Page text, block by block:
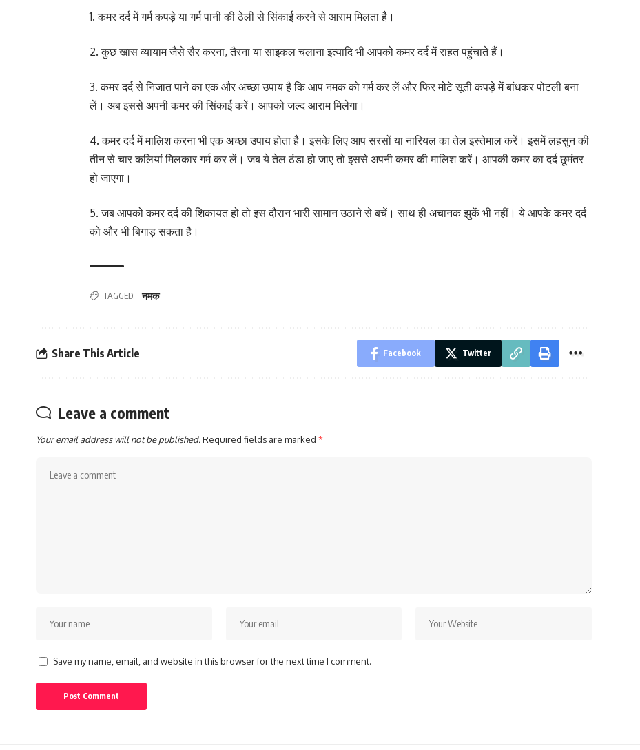
1. कमर दर्द में गर्म कपड़े या गर्म पानी की ठेली से सिंकाई करने से आराम मिलता है।
2. कुछ खास व्यायाम जैसे सैर करना, तैरना या साइकल चलाना इत्यादि भी आपको कमर दर्द में राहत पहुंचाते हैं।
3. कमर दर्द से निजात पाने का एक और अच्छा उपाय है कि आप नमक को गर्म कर लें और फिर मोटे सूती कपड़े में बांधकर पोटली बना
लें। अब इससे अपनी कमर की सिंकाई करें। आपको जल्द आराम मिलेगा।
4. कमर दर्द में मालिश करना भी एक अच्छा उपाय होता है। इसके लिए आप सरसों या नारियल का तेल इस्तेमाल करें। इसमें लहसुन की
तीन से चार कलियां मिलकार गर्म कर लें। जब ये तेल ठंडा हो जाए तो इससे अपनी कमर की मालिश करें। आपकी कमर का दर्द छूमंतर
हो जाएगा।
5. जब आपको कमर दर्द की शिकायत हो तो इस दौरान भारी सामान उठाने से बचें। साथ ही अचानक झुकें भी नहीं। ये आपके कमर दर्द
को और भी बिगाड़ सकता है।
TAGGED: नमक
Share This Article Facebook Twitter
Leave a comment
Your email address will not be published.Required fields are marked *
Save my name, email, and website in this browser for the next time I comment.